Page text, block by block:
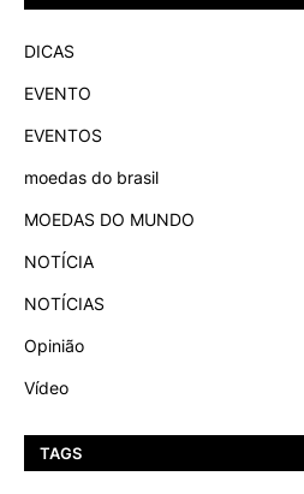
DICAS
EVENTO
EVENTOS
moedas do brasil
MOEDAS DO MUNDO
NOTÍCIA
NOTÍCIAS
Opinião
Vídeo
TAGS